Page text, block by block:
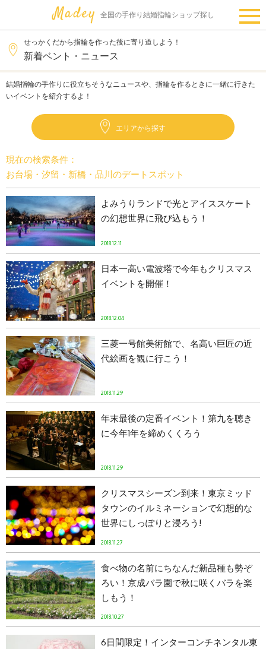
全国の手作り結婚指輪ショップ探し
せっかくだから指輪を作った後に寄り道しよう！
新着ベント・ニュース
結婚指輪の手作りに役立ちそうなニュースや、指輪を作るときに一緒に行きた
いイベントを紹介するよ！
エリアから探す
現在の検索条件：
お台場・汐留・新橋・品川のデートスポット
よみうりランドで光とアイススケート
の幻想世界に飛び込もう！
2018.12.11
日本一高い電波塔で今年もクリスマス
イベントを開催！
2018.12.04
三菱一号館美術館で、名高い巨匠の近
代絵画を観に行こう！
2018.11.29
年末最後の定番イベント！第九を聴き
に今年1年を締めくくろう
2018.11.29
クリスマスシーズン到来！東京ミッド
タウンのイルミネーションで幻想的な
世界にしっぽりと浸ろう!
2018.11.27
食べ物の名前にちなんだ新品種も勢ぞ
ろい！京成バラ園で秋に咲くバラを楽
しもう！
2018.10.27
6日間限定！インターコンチネンタル東